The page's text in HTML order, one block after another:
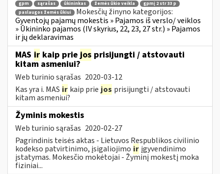
gpm sąrašas ūkininkas žemės ūkio veikla
gpmį 2 str 33 p
paslaugos žemės ūkiui
Mokesčių žinyno kategorijos:
Gyventojų pajamų mokestis » Pajamos iš verslo/ veiklos
» Ūkininko pajamos (IV skyrius, 22, 23, 27 str.) » Pajamos
ir jų deklaravimas
MAS ir kaip prie jos prisijungti / atstovauti
kitam asmeniui?
Web turinio sąrašas 2020-03-12
Kas yra i. MAS ir kaip prie jos prisijungti / atstovauti
kitam asmeniui?
Žyminis mokestis
Web turinio sąrašas 2020-02-27
Pagrindinis teisės aktas - Lietuvos Respublikos civilinio
kodekso patvirtinimo, įsigaliojimo ir įgyvendinimo
įstatymas. Mokesčio mokėtojai - Žyminį mokestį moka
fiziniai...